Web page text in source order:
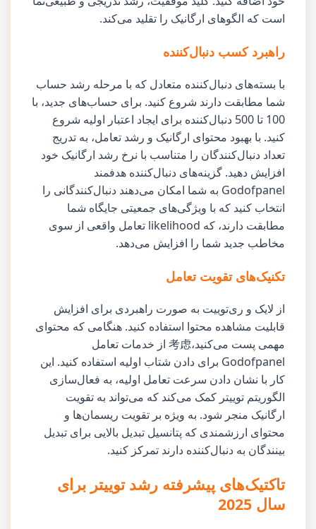
است که الگوهای ارگانیک را تقلید می‌کند.
راهبرد کسب دنبال‌کننده
با بسته‌های دنبال‌کننده متعادل که با مرحله رشد حساب
شما مطابقت دارند شروع کنید. برای حساب‌های جدید، با
100 تا 500 دنبال‌کننده برای ایجاد اعتبار اولیه شروع
کنید. با بهبود محتوای ارگانیک و رشد تعامل، به تدریج
تعداد دنبال‌کنندگان را متناسب با نرخ رشد ارگانیک خود
افزایش دهید. گزینه‌های دنبال‌کننده هدفمند
Godofpanel به شما امکان می‌دهند دنبال‌کنندگانی را
انتخاب کنید که با ویژگی‌های جمعیتی جایگاه شما
مطابقت دارند، که likelihood تعامل واقعی از سوی
مخاطب جدید شما را افزایش می‌دهد.
تکنیک‌های تقویت تعامل
از لایک و ری‌توییت به صورت راهبردی برای افزایش
قابلیت مشاهده محتوا استفاده کنید. هنگامی که محتوای
مهمی پست می‌کنید،考虑 از خدمات تعامل
Godofpanel برای دادن شتاب اولیه استفاده کنید. این
کار با نشان دادن سرعت تعامل اولیه، به فعال‌سازی
الگوریتم توییتر کمک می‌کند که می‌تواند به تقویت
ارگانیک منجر شود. به ویژه بر تقویت ریسمان‌ها و
محتوای ارزشمندی که پتانسیل تبدیل بالایی برای تبدیل
بینندگان به دنبال‌کننده دارند تمرکز کنید.
تاکتیک‌های پیشرفته رشد توییتر برای
سال 2025